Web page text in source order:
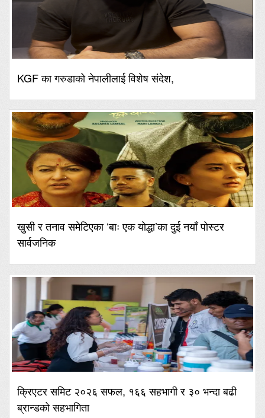
KGF का गरुडाको नेपालीलाई विशेष संदेश,
खुसी र तनाव समेटिएका ‘बाः एक योद्धा’का दुई नयाँ पोस्टर
सार्वजनिक
क्रिएटर समिट २०२६ सफल, १६६ सहभागी र ३० भन्दा बढी
ब्रान्डको सहभागिता